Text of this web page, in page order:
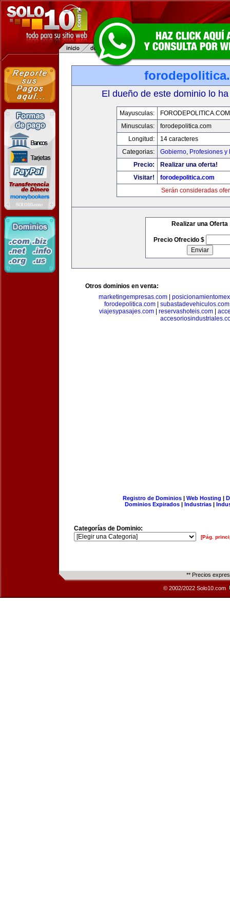
El dueño de este dominio lo
Mayusculas:
FORODEPOLITICA.COM
Minusculas:
forodepolitica.com
Longitud:
14 caracteres
Categorias:
Gobierno, Profesiones y
Precio:
Realizar una oferta!
Visitar!
forodepolitica.com
Serán consideradas
Realizar una Oferta
Precio Ofrecido $
Otros dominios en venta:
marketingempresas.com
forodepolitica.com| subastadevehiculos.com
viajesypasajes.com
reservashoteis.com
Registro de Dominios| Web Hosting |
Dominios Expirados | Industrias |
Categorías de Dominio:
[Pág.
** Precios
© 2002/2022 Solo10.com